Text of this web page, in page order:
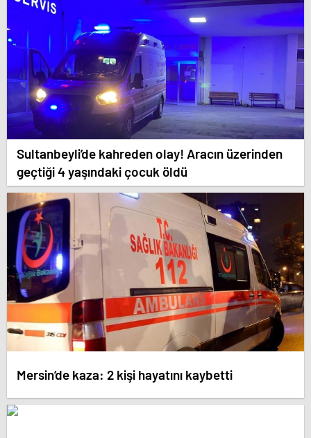
Sultanbeyli’de kahreden olay! Aracın üzerinden
geçtiği 4 yaşındaki çocuk öldü
Mersin’de kaza: 2 kişi hayatını kaybetti